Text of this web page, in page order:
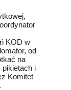
KOD w
od
na
pikietach i
Komitet